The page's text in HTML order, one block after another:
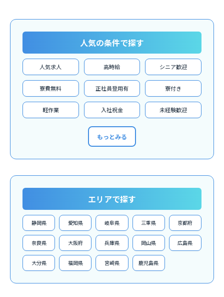
人気の条件で探す
人気求人 高時給 シニア歓迎
寮費無料 正社員登用有 寮付き
軽作業 入社祝金 未経験歓迎
もっとみる
エリアで探す
静岡県 愛知県 岐阜県 三重県 京都府
奈良県 大阪府 兵庫県 岡山県 広島県
大分県 福岡県 宮崎県 鹿児島県